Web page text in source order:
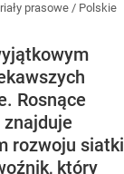
prasowe / Polskie
Rosnące
rozwoju siatki
który